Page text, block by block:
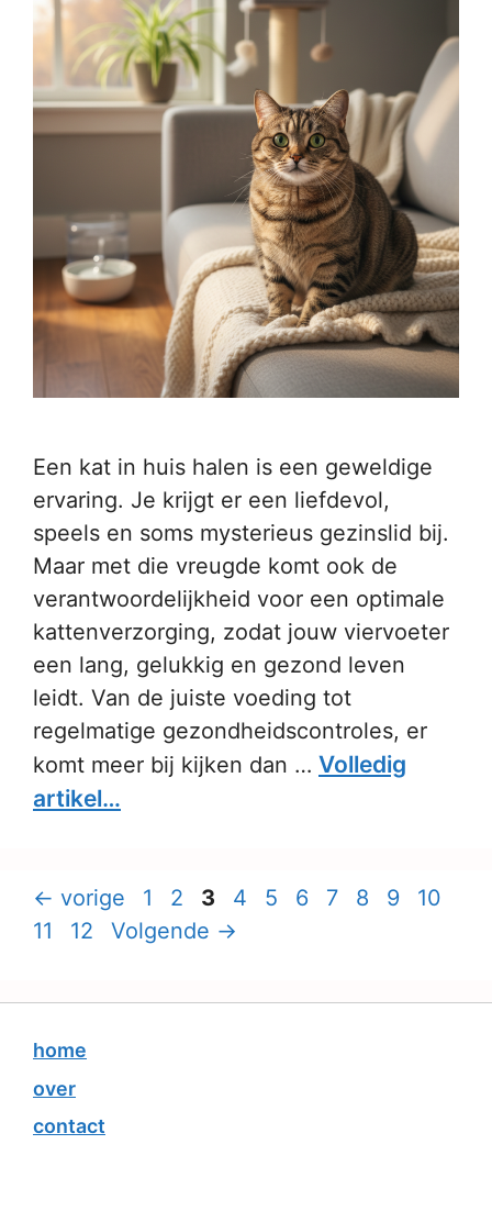
Een kat in huis halen is een geweldige
ervaring. Je krijgt er een liefdevol,
speels en soms mysterieus gezinslid bij.
Maar met die vreugde komt ook de
verantwoordelijkheid voor een optimale
kattenverzorging, zodat jouw viervoeter
een lang, gelukkig en gezond leven
leidt. Van de juiste voeding tot
regelmatige gezondheidscontroles, er
komt meer bij kijken dan … Volledig
artikel…
← vorige Pagina
1 Pagina
2 Pagina
3 Pagina
4 Pagina
5 Pagina
6 Pagina
7 Pagina
8 Pagina
9 Pagina
10
11
Pagina
12 Volgende →
home
over
contact